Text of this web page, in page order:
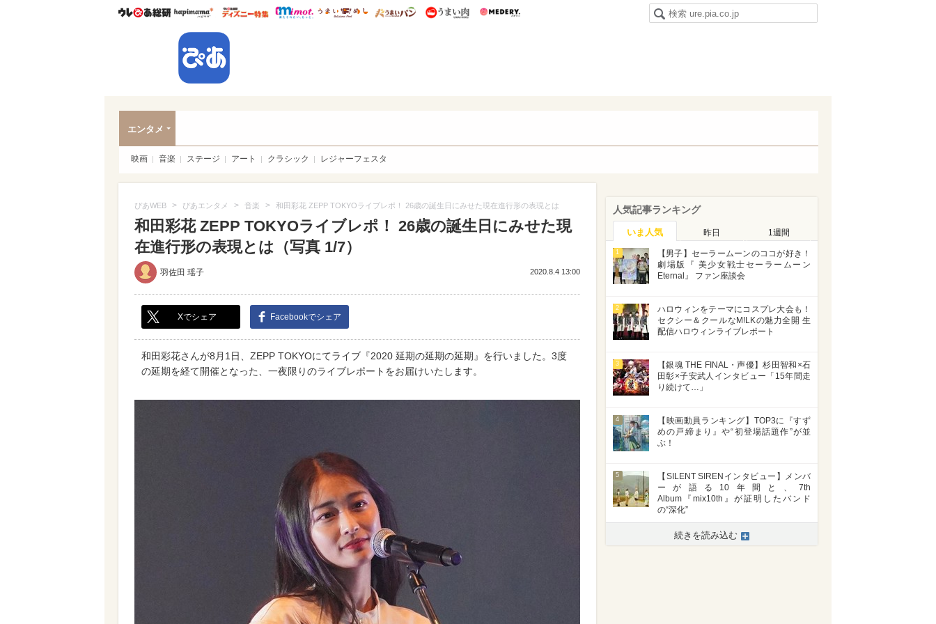
ウレぴあ総研ハピママ* ウレぴあ総研 ディズニー特集
mimot. うまいめし うまいパン うまい肉
エンタメ
映画 音楽 ステージ アート クラシック レジャーフェスタ
ぴあWEB > ぴあエンタメ > 音楽 > 和田彩花 ZEPP TOKYOライブレポ！ 26歳の誕生日にみせた現在進行形の表現とは
和田彩花 ZEPP TOKYOライブレポ！ 26歳の誕生日にみせた現
在進行形の表現とは（写真 1/7）
羽佐田 瑶子 2020.8.4 13:00
Xでシェア Facebookでシェア
和田彩花さんが8月1日、ZEPP TOKYOにてライブ『2020 延期の延期の延期』を行いました。3度
の延期を経て開催となった、一夜限りのライブレポートをお届けいたします。
人気記事ランキング
いま人気 昨日 1週間
1
【男子】セーラームーンのココが好き！
劇場版『 美少女戦士セーラームーン
Eternal』 ファン座談会
2
ハロウィンをテーマにコスプレ大会も！
セクシー＆クールなM!LKの魅力全開 生
配信ハロウィンライブレポート
3
【銀魂 THE FINAL・声優】杉田智和×石
田彰×子安武人インタビュー「15年間走
り続けて…」
4
【映画動員ランキング】TOP3に『すず
めの戸締まり』や“初登場話題作”が並
ぶ！
5
【SILENT SIRENインタビュー】メンバ
ーが語る10年間と、7th
Album『mix10th』が証明したバンド
の“深化”
続きを読み込む